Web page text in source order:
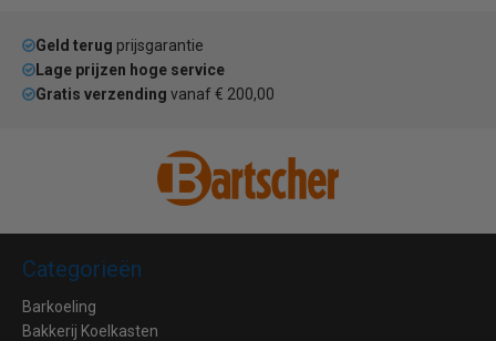
Geld terug prijsgarantie
Lage prijzen hoge service
Gratis verzending vanaf € 200,00
Categorieën
Barkoeling
Bakkerij Koelkasten